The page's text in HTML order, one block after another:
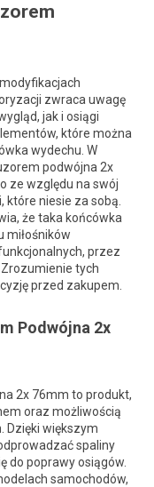
zwraca uwagę
jak i osiągi
które można
wydechu. W
podwójna 2x
ze względu na swój
niesie za sobą.
że taka końcówka
miłośników
przez
Zrozumienie tych
przed zakupem.
Podwójna 2x
2x 76mm to produkt,
oraz możliwością
Dzięki większym
spaliny
do poprawy osiągów.
samochodów,